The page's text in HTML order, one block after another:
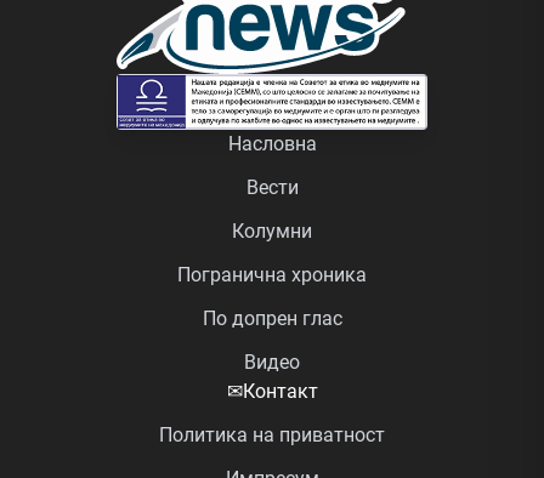
Насловна
Вести
Колумни
Погранична хроника
По допрен глас
Видео
✉Контакт
Политика на приватност